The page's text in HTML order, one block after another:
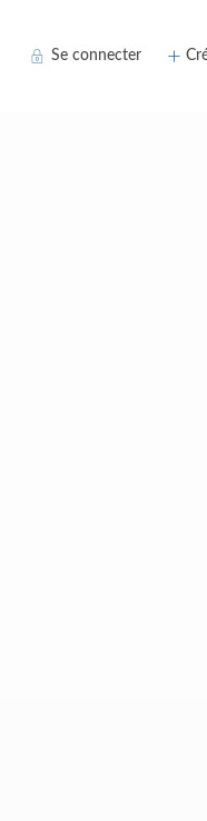
Se connecter